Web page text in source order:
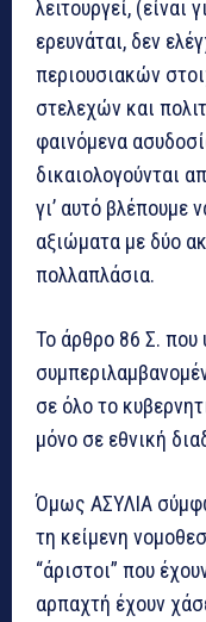
λειτουργεί,
ερευνάται, δεν
περιουσιακών
στελεχών και
φαινόμενα
δικαιολογούνται
γι’ αυτό βλέπουμε
αξιώματα με δύο
πολλαπλάσια.
Το άρθρο 86 Σ. που
σε όλο το
μόνο σε εθνική
Όμως ΑΣΥΛΙΑ
τη κείμενη
“άριστοι” που
αρπαχτή έχουν